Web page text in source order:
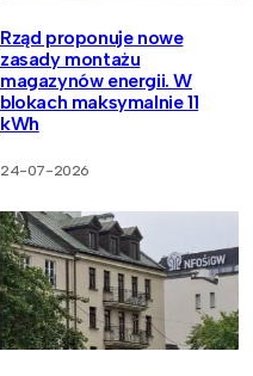
Rząd proponuje nowe
zasady montażu
magazynów energii. W
blokach maksymalnie 11
kWh
24-07-2026